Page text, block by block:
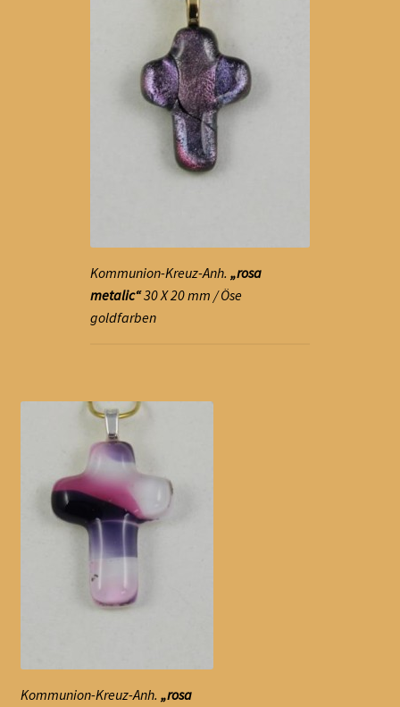
Kommunion-Kreuz-Anh. „rosa
metalic“30 X 20 mm / Öse
goldfarben
Kommunion-Kreuz-Anh. „rosa